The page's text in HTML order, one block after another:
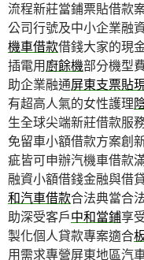
流程新莊當鋪票貼借款
公司行號及中小企業融
機車借款借錢大家的現
插電用廚餘機部分機型
助企業融通屏東支票貼
有超高人氣的女性護理
生全球尖端新莊借款服
免留車小額借款方案創
疵皆可申辦汽機車借款
融資小額借錢金融與借
和汽車借款合法典當合
助深受客戶中和當鋪享
製化個人貸款專案適合
用需求專營屏東地區汽